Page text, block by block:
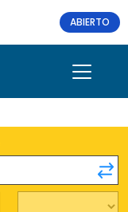
ABIERTO